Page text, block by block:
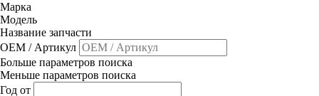
Марка
Модель
Название запчасти
OEM / Артикул
Больше параметров поиска
Меньше параметров поиска
Год от